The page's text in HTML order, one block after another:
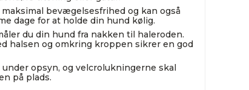
bevægelsesfrihed og kan også
dage for at holde din hund kølig.
du din hund fra nakken til haleroden.
halsen og omkring kroppen sikrer en god
opsyn, og velcrolukningerne skal
på plads.